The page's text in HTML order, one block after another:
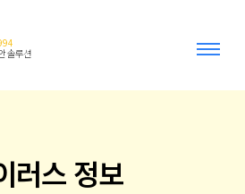
솔루션
러스 정보